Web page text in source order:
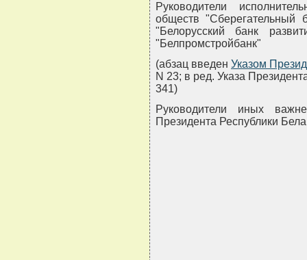
Руководители
обществ "Сберегательный
"Белорусский банк
"Белпромстройбанк"
(абзац введен Указом
N 23; в ред. Указа
341)
Руководители иных
Президента Республики